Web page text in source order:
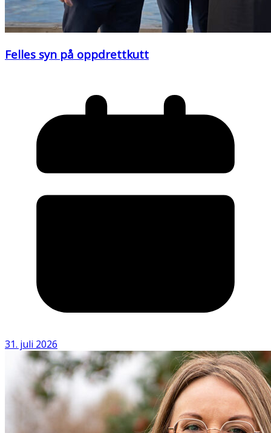
Felles syn på oppdrettkutt
31. juli 2026